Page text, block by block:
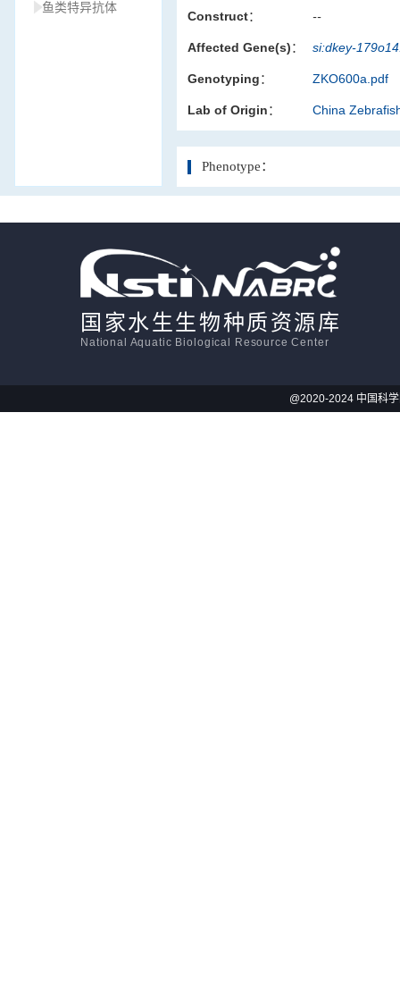
鱼类特异抗体
Construct： --
Affected Gene(s)： si:dkey-
Genotyping： ZKO600a.pdf
Lab of Origin： China
Phenotype：
国家水生生物种质资源库
National Aquatic Biological Resource Center
@2020-2024 中国科